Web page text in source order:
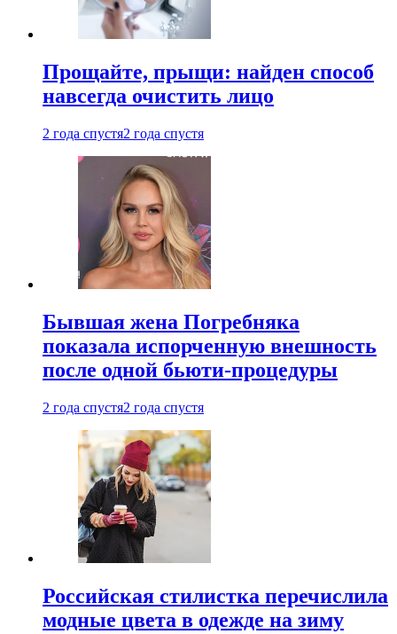
Прощайте, прыщи: найден способ
навсегда очистить лицо
2 года спустя2 года спустя
Бывшая жена Погребняка
показала испорченную внешность
после одной бьюти-процедуры
2 года спустя2 года спустя
Российская стилистка перечислила
модные цвета в одежде на зиму